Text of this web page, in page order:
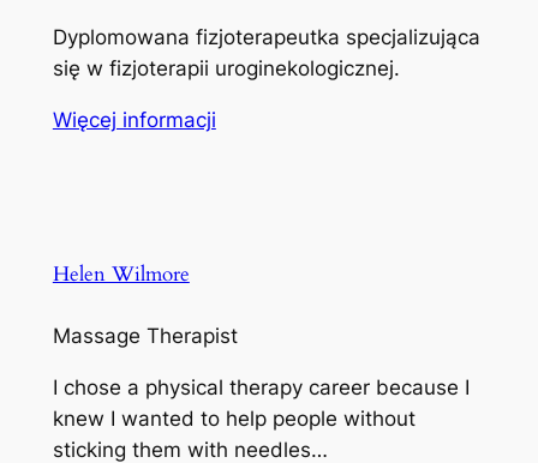
Dyplomowana fizjoterapeutka specjalizująca
się w fizjoterapii uroginekologicznej.
Więcej informacji
Helen Wilmore
Massage Therapist
I chose a physical therapy career because I
knew I wanted to help people without
sticking them with needles…